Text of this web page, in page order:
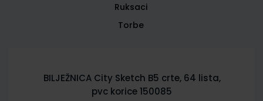
Ruksaci
Torbe
BILJEŽNICA City Sketch B5 crte, 64 lista,
pvc korice 150085